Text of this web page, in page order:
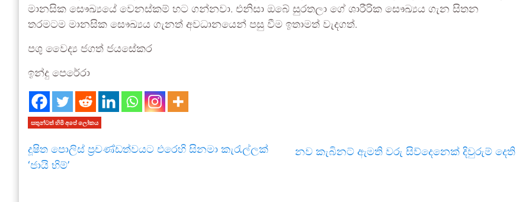
මානසික සෞඛ්‍යයේ වෙනස්කම් හට ගන්නවා. එනිසා ඔබේ සුරතලා ගේ ශාරීරික සෞඛ්‍යය ගැන සිතන
තරමටම මානසික සෞඛ්‍යය ගැනත් අවධානයෙන් පසු වීම ඉතාමත් වැදගත්.
පශු වෛද්‍ය ජගත් ජයසේකර
ඉන්දු පෙරේරා
සතුන්ටත් හිමි අපේ ලෝකය
දූෂිත පොලිස් ප්‍රචණ්ඩත්වයට එරෙහි සිනමා කැරැල්ලක්
‘ජායි භිම්’
නව කැබිනට් ඇමති වරු සිව්දෙනෙක් දිවුරුම් දෙති